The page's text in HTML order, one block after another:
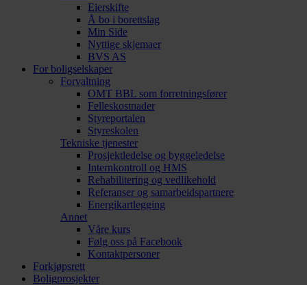
Eierskifte
Å bo i borettslag
Min Side
Nyttige skjemaer
BVS AS
For boligselskaper
Forvaltning
OMT BBL som forretningsfører
Felleskostnader
Styreportalen
Styreskolen
Tekniske tjenester
Prosjektledelse og byggeledelse
Internkontroll og HMS
Rehabilitering og vedlikehold
Referanser og samarbeidspartnere
Energikartlegging
Annet
Våre kurs
Følg oss på Facebook
Kontaktpersoner
Forkjøpsrett
Boligprosjekter